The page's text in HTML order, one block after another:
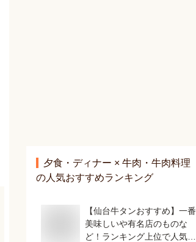
夕食・ディナー × 牛肉・牛肉料理
の人気おすすめランキング
【仙台牛タンおすすめ】一番
美味しいや有名店のものな
ど！ランキング上位で人気の